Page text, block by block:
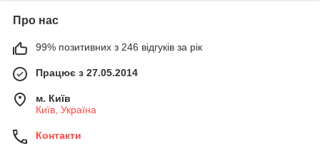
Про нас
99% позитивних з 246 відгуків за рік
Працює з 27.05.2014
м. Київ
Київ, Україна
Контакти